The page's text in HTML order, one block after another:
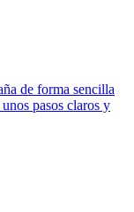
de forma sencilla
pasos claros y